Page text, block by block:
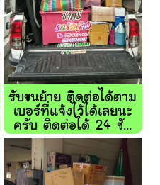
รับขนย้าย ติดต่อได้ตาม
เบอร์ที่แจ้งไว้ได้เลยนะ
ครับ ติดต่อได้ 24 ชั...